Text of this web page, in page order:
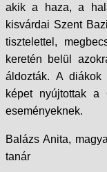
akik a haza, a
kisvárdai Szent
tisztelettel,
keretén belül
áldozták. A
képet nyújtottak a
eseményeknek.
Balázs Anita,
tanár